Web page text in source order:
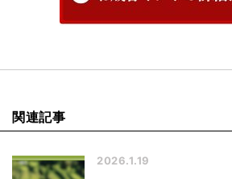
関連記事
2026.1.19